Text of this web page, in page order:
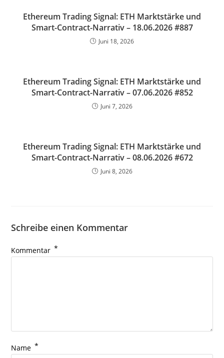
Ethereum Trading Signal: ETH Marktstärke und
Smart-Contract-Narrativ – 18.06.2026 #887
Juni 18, 2026
Ethereum Trading Signal: ETH Marktstärke und
Smart-Contract-Narrativ – 07.06.2026 #852
Juni 7, 2026
Ethereum Trading Signal: ETH Marktstärke und
Smart-Contract-Narrativ – 08.06.2026 #672
Juni 8, 2026
Schreibe einen Kommentar
Kommentar *
Name *